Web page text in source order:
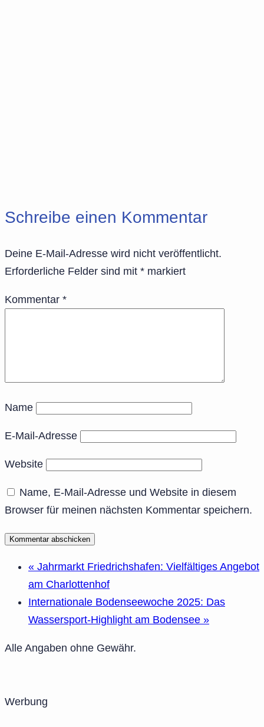
Schreibe einen Kommentar
Deine E-Mail-Adresse wird nicht veröffentlicht.
Erforderliche Felder sind mit * markiert
Kommentar *
Name
E-Mail-Adresse
Website
Name, E-Mail-Adresse und Website in diesem
Browser für meinen nächsten Kommentar speichern.
« Jahrmarkt Friedrichshafen: Vielfältiges Angebot
am Charlottenhof
Internationale Bodenseewoche 2025: Das
Wassersport-Highlight am Bodensee »
Alle Angaben ohne Gewähr.
Werbung